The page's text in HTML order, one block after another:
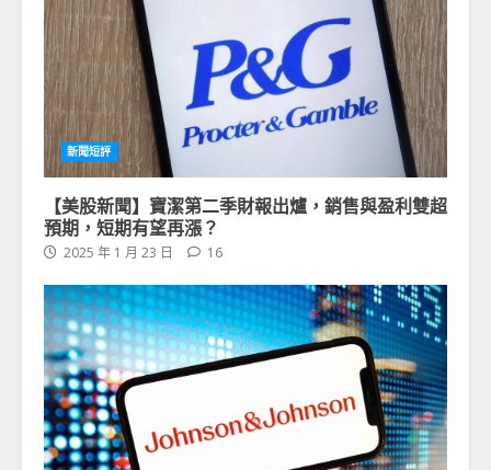
新聞短評
【美股新聞】寶潔第二季財報出爐，銷售與盈利雙超
預期，短期有望再漲？
2025 年 1 月 23 日 16